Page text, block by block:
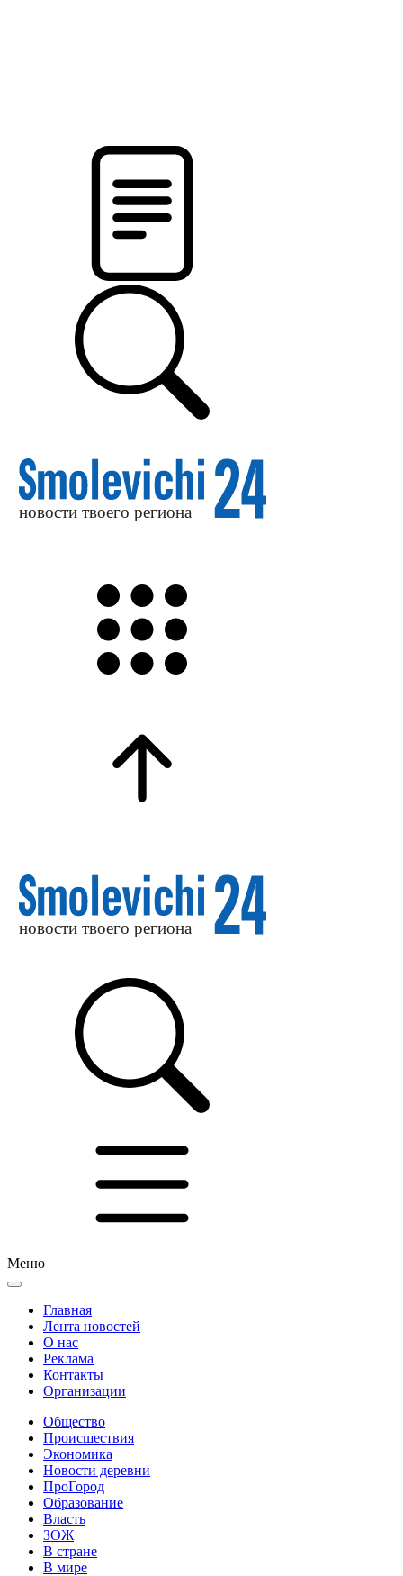
Меню
Главная
Лента новостей
О нас
Реклама
Контакты
Организации
Общество
Происшествия
Экономика
Новости деревни
ПроГород
Образование
Власть
ЗОЖ
В стране
В мире